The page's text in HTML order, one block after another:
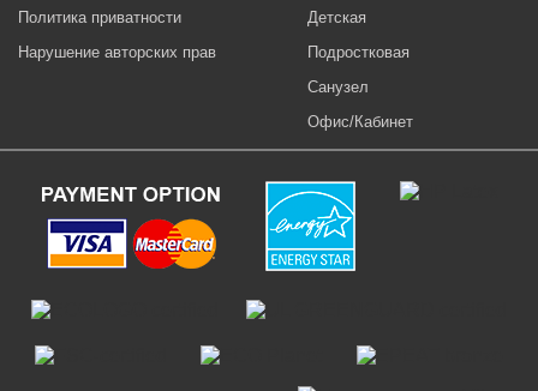
Политика приватности
Нарушение авторских прав
Детская
Подростковая
Санузел
Офис/Кабинет